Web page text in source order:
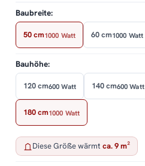
Baubreite:
50 cm1000 Watt 60 cm1000 Watt
Bauhöhe:
120 cm600 Watt 140 cm600 Watt
180 cm1000 Watt
Diese Größe wärmt ca. 9 m²